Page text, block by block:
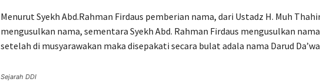
Menurut Syekh Abd.Rahman Firdaus pemberian nama, dari Ustadz H. Muh
mengusulkan nama, sementara Syekh Abd. Rahman Firdaus mengusulkan
setelah di musyarawakan maka disepakati secara bulat adala nama Darud
Sejarah DDI